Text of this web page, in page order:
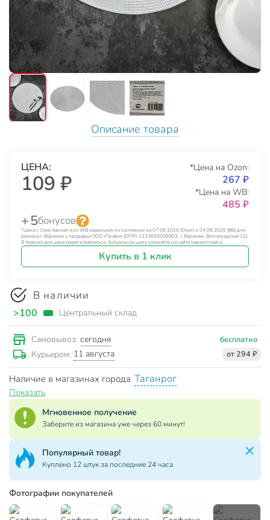
Описание товара
ЦЕНА:
109 ₽
*Цена на Ozon:
267 ₽
*Цена на WB:
485 ₽
+ 5бонусов
*Цена с Озон банком или WB кошельком по состоянию на 07.08.2026 (Озон) и 04.08.2026 (ВБ) для
региона г. Воронеж у продавца ООО «Прайм» (ОГРН 1233600006903, г. Воронеж, Волгоградская 32).
В течение дня цена может изменяться. Актуальную цену уточняйте на сайте маркетплейса.
Купить в 1 клик
В наличии
>100 Центральный склад
Самовывоз: сегодня бесплатно
Курьером: 11 августа от 294 ₽
Наличие в магазинах города Таганрог
Показать
Мгновенное получение
Заберите из магазина уже через 60 минут!
Популярный товар!
Куплено 12 штук за последние 24 часа
Фотографии покупателей